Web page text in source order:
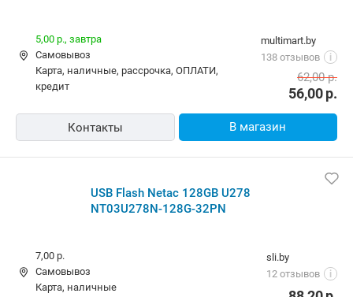
multimart.by
138 отзывов
i
5,00 р., завтра
Самовывоз
карта, наличные, рассрочка, ОПЛАТИ,
кредит
56,00р.
62,00р.
Контакты В магазин
USB Flash Netac 128GB U278
NT03U278N-128G-32PN
sli.by
12 отзывов
i
7,00 р.
Самовывоз
карта, наличные